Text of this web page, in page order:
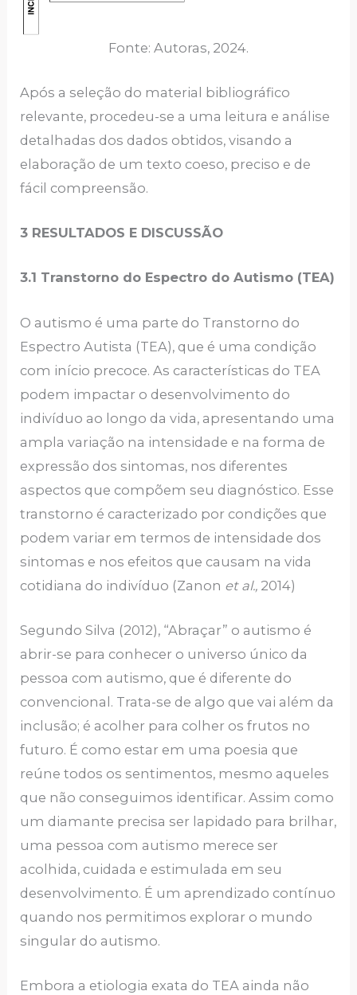
Fonte: Autoras, 2024.
Após a seleção do material bibliográfico
relevante, procedeu-se a uma leitura e análise
detalhadas dos dados obtidos, visando a
elaboração de um texto coeso, preciso e de
fácil compreensão.
3 RESULTADOS E DISCUSSÃO
3.1 Transtorno do Espectro do Autismo (TEA)
O autismo é uma parte do Transtorno do
Espectro Autista (TEA), que é uma condição
com início precoce. As características do TEA
podem impactar o desenvolvimento do
indivíduo ao longo da vida, apresentando uma
ampla variação na intensidade e na forma de
expressão dos sintomas, nos diferentes
aspectos que compõem seu diagnóstico. Esse
transtorno é caracterizado por condições que
podem variar em termos de intensidade dos
sintomas e nos efeitos que causam na vida
cotidiana do indivíduo (Zanon et al., 2014)
Segundo Silva (2012), “Abraçar” o autismo é
abrir-se para conhecer o universo único da
pessoa com autismo, que é diferente do
convencional. Trata-se de algo que vai além da
inclusão; é acolher para colher os frutos no
futuro. É como estar em uma poesia que
reúne todos os sentimentos, mesmo aqueles
que não conseguimos identificar. Assim como
um diamante precisa ser lapidado para brilhar,
uma pessoa com autismo merece ser
acolhida, cuidada e estimulada em seu
desenvolvimento. É um aprendizado contínuo
quando nos permitimos explorar o mundo
singular do autismo.
Embora a etiologia exata do TEA ainda não